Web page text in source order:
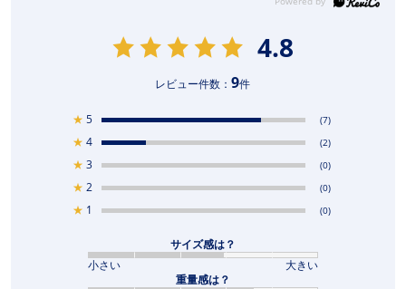
4.8
レビュー件数：9件
★ 5 (7)
★ 4 (2)
★ 3 (0)
★ 2 (0)
★ 1 (0)
サイズ感は？
小さい
大きい
重量感は？